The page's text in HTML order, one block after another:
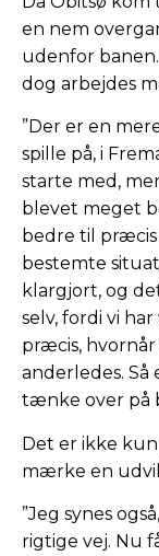
en nem
udenfor
dog arbejdes
”Der er en
spille på, i
starte med,
blevet meget
bedre til præcis
bestemte
klargjort, og
selv, fordi vi
præcis,
anderledes.
tænke over på
Det er ikke
mærke en
”Jeg synes
rigtige vej. Nu